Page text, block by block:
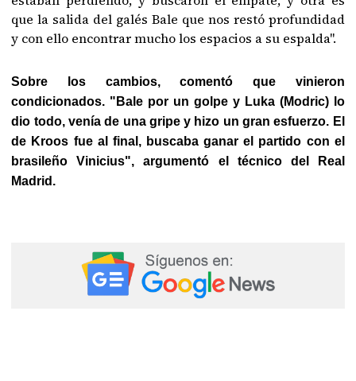
que la salida del galés Bale que nos restó profundidad
y con ello encontrar mucho los espacios a su espalda".
Sobre los cambios, comentó que vinieron
condicionados. "Bale por un golpe y Luka (Modric) lo
dio todo, venía de una gripe y hizo un gran esfuerzo. El
de Kroos fue al final, buscaba ganar el partido con el
brasileño Vinicius", argumentó el técnico del Real
Madrid.